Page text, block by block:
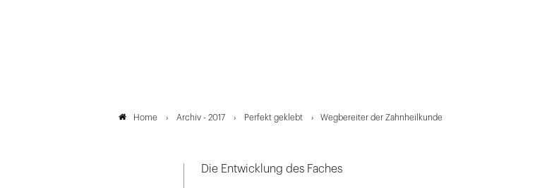
Home Archiv - 2017 Perfekt geklebt Wegbereiter der Zahnheilkunde
Die Entwicklung des Faches